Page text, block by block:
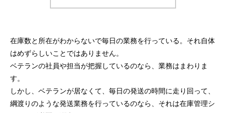
在庫数と所在がわからないで毎日の業務を行っている。それ自体
はめずらしいことではありません。
ベテランの社員や担当が把握しているのなら、業務はまわりま
す。
しかし、ベテランが居なくて、毎日の発送の時間に走り回って、
綱渡りのような発送業務を行っているのなら、それは在庫管理シ